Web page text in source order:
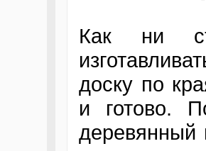
Как ни
доску по
и готово.
деревянный